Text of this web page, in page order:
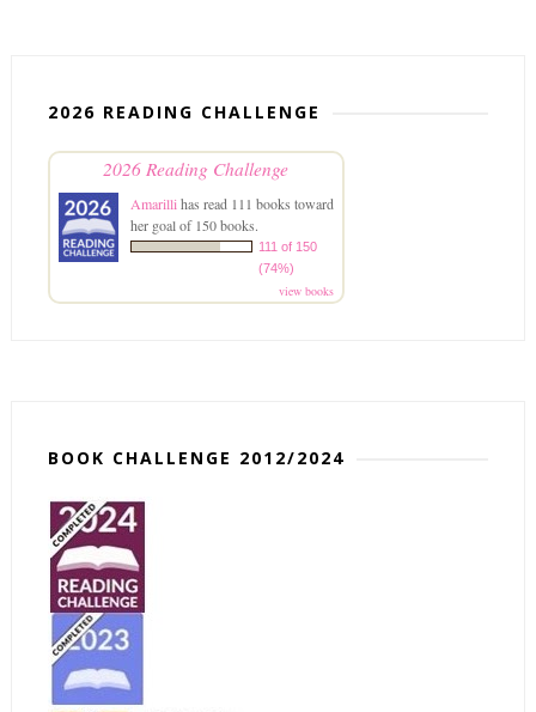
2026 READING CHALLENGE
2026 Reading Challenge
Amarillihas read 111 books toward
her goal of 150 books.
111 of 150
(74%)
view books
BOOK CHALLENGE 2012/2024